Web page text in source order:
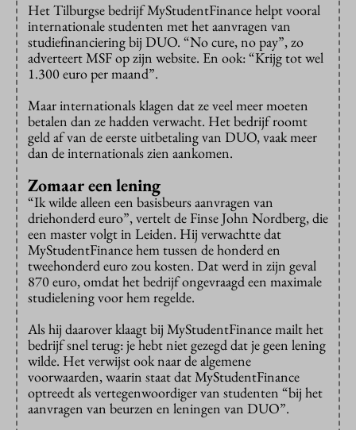
Het Tilburgse bedrijf MyStudentFinance helpt vooral
internationale studenten met het aanvragen van
studiefinanciering bij DUO. “No cure, no pay”, zo
adverteert MSF op zijn website. En ook: “Krijg tot wel
1.300 euro per maand”.
Maar internationals klagen dat ze veel meer moeten
betalen dan ze hadden verwacht. Het bedrijf roomt
geld af van de eerste uitbetaling van DUO, vaak meer
dan de internationals zien aankomen.
Zomaar een lening
“Ik wilde alleen een basisbeurs aanvragen van
driehonderd euro”, vertelt de Finse John Nordberg, die
een master volgt in Leiden. Hij verwachtte dat
MyStudentFinance hem tussen de honderd en
tweehonderd euro zou kosten. Dat werd in zijn geval
870 euro, omdat het bedrijf ongevraagd een maximale
studielening voor hem regelde.
Als hij daarover klaagt bij MyStudentFinance mailt het
bedrijf snel terug: je hebt niet gezegd dat je geen lening
wilde. Het verwijst ook naar de algemene
voorwaarden, waarin staat dat MyStudentFinance
optreedt als vertegenwoordiger van studenten “bij het
aanvragen van beurzen en leningen van DUO”.